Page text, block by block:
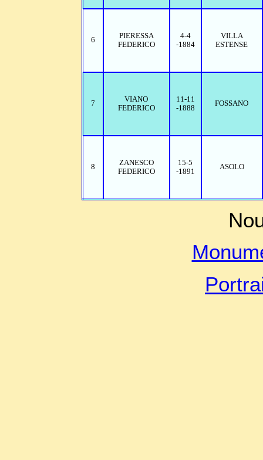
6
PIERESSA
FEDERICO
4-4
-1884
VILLA
ESTENSE
7
VIANO
FEDERICO
11-11
-1888
FOSSANO
8
ZANESCO
FEDERICO
15-5
-1891
ASOLO